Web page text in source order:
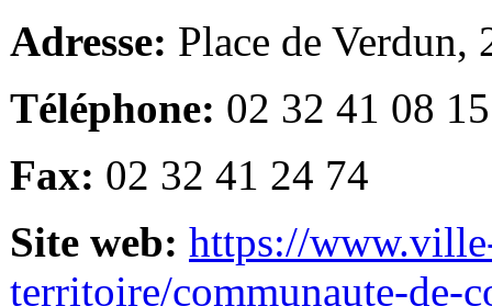
Adresse: Place de Verdun,
Téléphone: 02 32 41 08 15
Fax: 02 32 41 24 74
Site web: https://
territoire/communaute-de-